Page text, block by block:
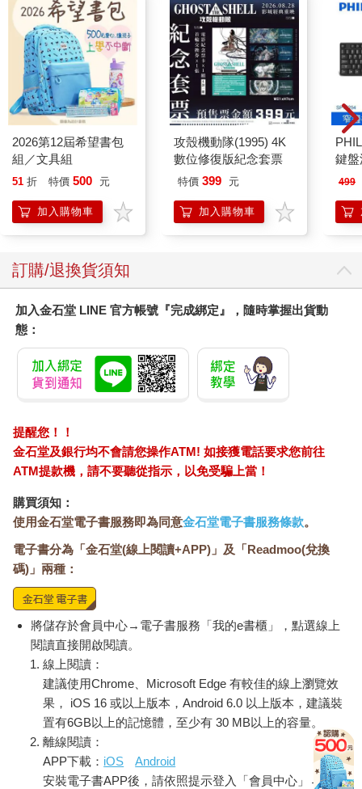
2026第12屆希望書包
組／文具組
51 折 特價 500 元
加入購物車
攻殼機動隊(1995) 4K
數位修復版紀念套票
特價 399 元
加入購物車
鍵盤
499
訂購/退換貨須知
加入金石堂 LINE 官方帳號『完成綁定』，隨時掌握出貨動
態：
提醒您！！
金石堂及銀行均不會請您操作ATM! 如接獲電話要求您前往
ATM提款機，請不要聽從指示，以免受騙上當！
購買須知：
使用金石堂電子書服務即為同意金石堂電子書服務條款。
電子書分為「金石堂(線上閱讀+APP)」及「Readmoo(兌換
碼)」兩種：
將儲存於會員中心→電子書服務「我的e書櫃」，點選線上
閱讀直接開啟閱讀。
線上閱讀：
建議使用Chrome、Microsoft Edge 有較佳的線上瀏覽效
果， iOS 16 或以上版本，Android 6.0 以上版本，建議裝
置有6GB以上的記憶體，至少有 30 MB以上的容量。
離線閱讀：
APP下載： iOS
Android
安裝電子書APP後，請依照提示登入「會員中心」→「我